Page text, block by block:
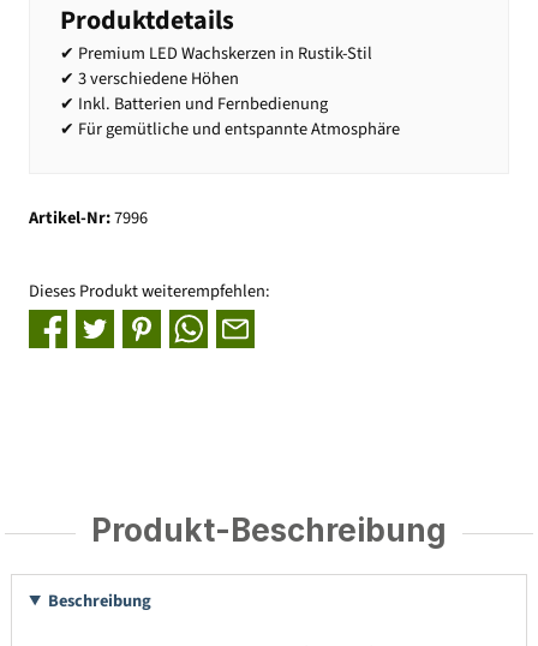
Produktdetails
✔ Premium LED Wachskerzen in Rustik-Stil
✔ 3 verschiedene Höhen
✔ Inkl. Batterien und Fernbedienung
✔ Für gemütliche und entspannte Atmosphäre
Artikel-Nr:7996
Dieses Produkt weiterempfehlen:
Produkt-Beschreibung
Beschreibung